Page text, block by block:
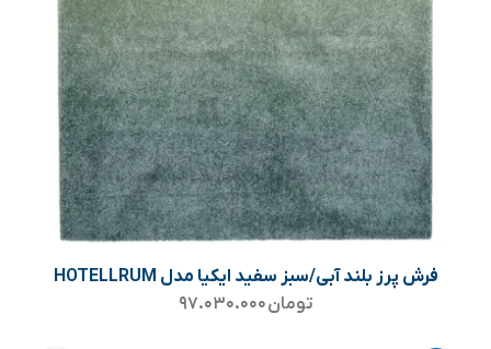
فرش پرز بلند آبی/سبز سفید ایکیا مدل HOTELLRUM
تومان